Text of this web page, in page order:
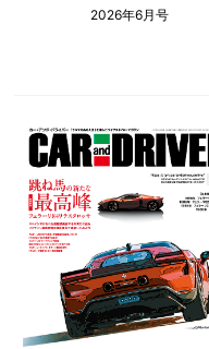
2026年6月号